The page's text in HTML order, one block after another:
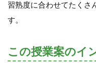
習熟度に合わせてたくさ
す。
この授業案のイ